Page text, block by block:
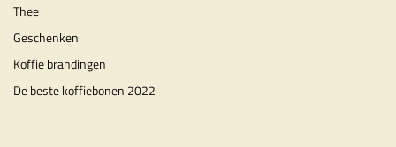
Thee
Geschenken
Koffie brandingen
De beste koffiebonen 2022